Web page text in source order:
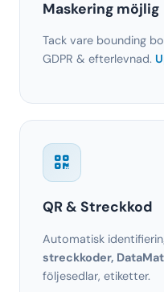
Maskering möjlig
Tack vare bounding
GDPR & efterlevnad.
QR & Streckkod
Automatisk
streckkoder,
följesedlar, etiketter.